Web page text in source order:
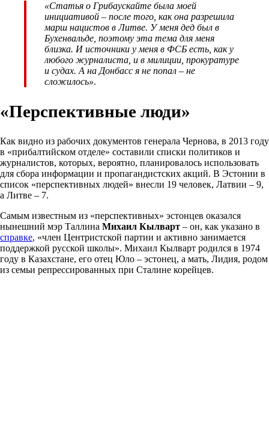
«Статья о Грибаускайте была моей
инициативой – после того, как она разрешила
марш нацистов в Литве. У меня дед был в
Бухенвальде, поэтому эта тема для меня
близка. И источники у меня в ФСБ есть, как у
любого журналиста, и в милиции, прокуратуре
и судах. А на Донбасс я не попал – не
сложилось».
«Перспективные люди»
Как видно из рабочих документов генерала Чернова, в 2013 году
в «прибалтийском отделе» составили списки политиков и
журналистов, которых, вероятно, планировалось использовать
для сбора информации и пропагандистских акций. В Эстонии в
список «перспективных людей» внесли 19 человек, Латвии – 9,
а Литве – 7.
Самым известным из «перспективных» эстонцев оказался
нынешний мэр Таллина Михаил Кылварт – он, как указано в
справке, «член Центристской партии и активно занимается
поддержкой русской школы». Михаил Кылварт родился в 1974
году в Казахстане, его отец Юло – эстонец, а мать, Лидия, родом
из семьи репрессированных при Сталине корейцев.